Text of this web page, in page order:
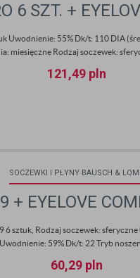
6 SZT. +
Uwodnienie: 55% Dk/t: 110 DIA
miesięczne Rodzaj soczewek:
121,49 pln
SOCZEWKI I PŁYNY BAUSCH &
+ EYELOVE
6 sztuk, Rodzaj soczewek:
59% Dk/t: 22 Tryb
60,29 pln